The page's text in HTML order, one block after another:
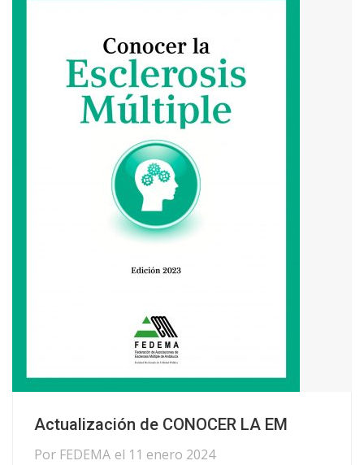
Actualización de CONOCER LA EM
Por FEDEMA el 11 enero 2024